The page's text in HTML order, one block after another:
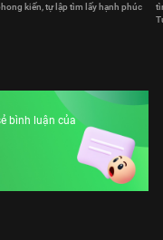
kiến, tự lập tìm lấy hạnh phúc
bình luận của